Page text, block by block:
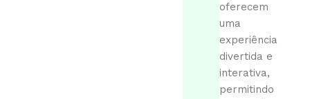
oferecem
uma
experiência
divertida e
interativa,
permitindo